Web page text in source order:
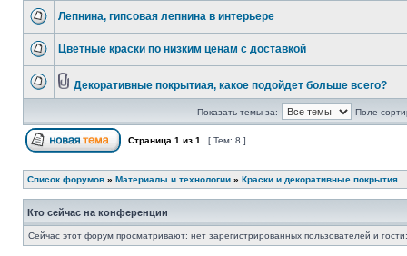
Лепнина, гипсовая лепнина в интерьере
Цветные краски по низким ценам c доставкой
Декоративные покрытиая, какое подойдет больше всего?
Показать темы за: Поле
Страница 1 из 1 [ Тем: 8 ]
Список форумов » Материалы и технологии » Краски и декоративные покрытия
Кто сейчас на конференции
Сейчас этот форум просматривают: нет зарегистрированных пользователей и